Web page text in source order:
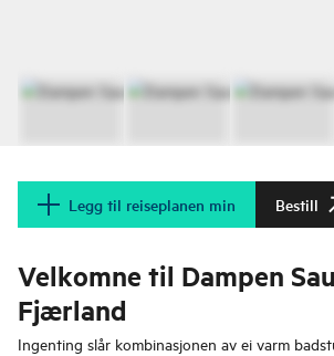
Legg til reiseplanen min Bestill
Velkomne til Dampen
Fjærland
Ingenting slår kombinasjonen av ei varm